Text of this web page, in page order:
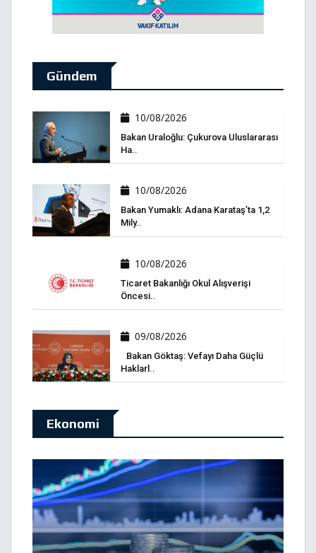
Gündem
10/08/2026
Bakan Uraloğlu: Çukurova Uluslararası
Ha..
10/08/2026
Bakan Yumaklı: Adana Karataş’ta 1,2
Mily..
10/08/2026
Ticaret Bakanlığı Okul Alışverişi
Öncesi..
09/08/2026
Bakan Göktaş: Vefayı Daha Güçlü
Haklarl..
Ekonomi